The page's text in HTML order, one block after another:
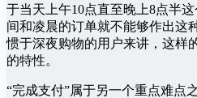
于当天上午10点直至晚上8点半
间和凌晨的订单就不能够作出这
惯于深夜购物的用户来讲，这样
的特性。
“完成支付”属于另一个重点难点